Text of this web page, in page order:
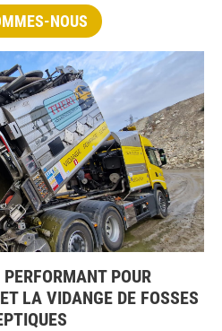
NOUS
POUR
LA VIDANGE DE FOSSES